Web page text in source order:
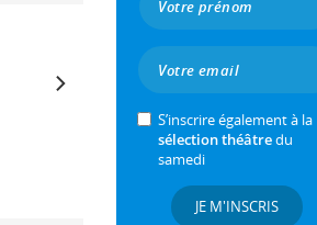
S’inscrire également à la
sélection théâtredu
samedi
JE M'INSCRIS